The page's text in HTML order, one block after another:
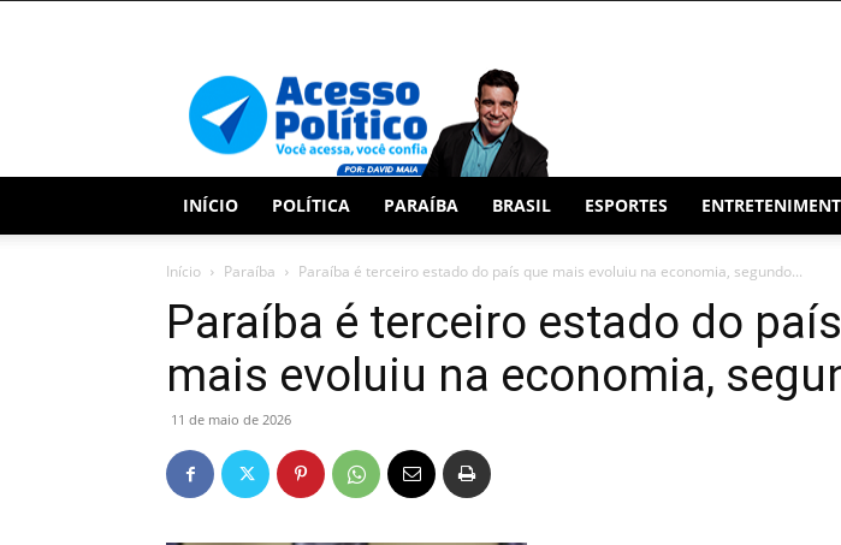
INÍCIO POLÍTICA PARAÍBA BRASIL ESPORTES
Início Paraíba Paraíba é terceiro estado do país que mais evoluiu na economia, segundo...
Paraíba é terceiro estado do
mais evoluiu na economia,
11 de maio de 2026